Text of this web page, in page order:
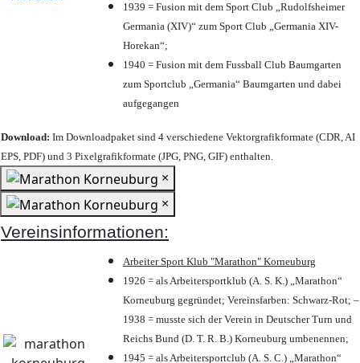
1939 = Fusion mit dem Sport Club „Rudolfsheimer
Germania (XIV)“ zum Sport Club „Germania XIV-
Horekan“;
1940 = Fusion mit dem Fussball Club Baumgarten
zum Sportclub „Germania“ Baumgarten und dabei
aufgegangen
Download: Im Downloadpaket sind 4 verschiedene Vektorgrafikformate (CDR, AI
EPS, PDF) und 3 Pixelgrafikformate (JPG, PNG, GIF) enthalten.
×
×
Vereinsinformationen:
Arbeiter Sport Klub "Marathon" Korneuburg
1926 = als Arbeitersportklub (A. S. K.) „Marathon“
Korneuburg gegründet; Vereinsfarben: Schwarz-Rot; –
1938 = musste sich der Verein in Deutscher Turn und
Reichs Bund (D. T. R. B.) Korneuburg umbenennen;
1945 = als Arbeitersportclub (A. S. C.) „Marathon“